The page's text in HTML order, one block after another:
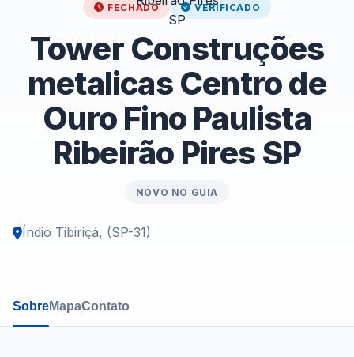
FECHADO VERIFICADO
Tower Construções
metalicas Centro de
Ouro Fino Paulista
Ribeirão Pires SP
NOVO NO GUIA
Índio Tibiriçá, (SP-31)
SobreMapaContato